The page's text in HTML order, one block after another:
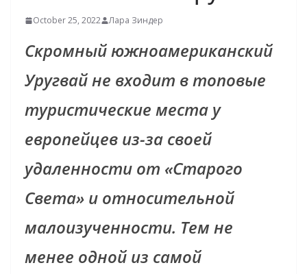
October 25, 2022 Лара Зиндер
Скромный южноамериканский
Уругвай не входит в топовые
туристические места у
европейцев из-за своей
удаленности от «Старого
Света» и относительной
малоизученности. Тем не
менее одной из самой